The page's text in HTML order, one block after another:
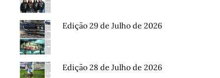
Edição 29 de Julho de 2026
Edição 28 de Julho de 2026